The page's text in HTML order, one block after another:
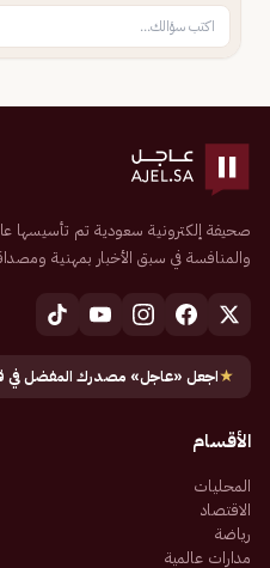
والمنافسة في سبق الأخبار بمهنية
★اجعل «عاجل» مصدرك المفضل في
الأقسام
المحليات
الاقتصاد
رياضة
مدارات عالمية